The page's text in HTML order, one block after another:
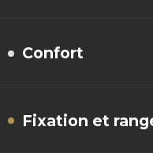
Confort
Fixation et